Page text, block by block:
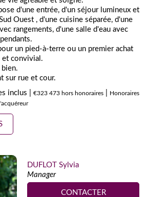
d'une entrée, d'un séjour lumineux et
Ouest , d'une cuisine séparée, d'une
rangements, d'une salle d'eau avec
un pied-à-terre ou un premier achat
et convivial.
sur rue et cour.
inclus €323 473 hors honoraires
Honoraires
DUFLOT Sylvia
Manager
CONTACTER